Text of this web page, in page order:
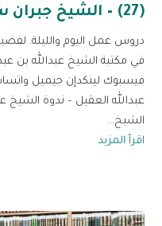
(27) – الشيخ جبران سحاري
دروس عمل اليوم والليلة.
فيسبوك لينكدإن جيميل
عبدالله العقيل – ندوة الشيخ
الشيخ...
اقرأ المزيد